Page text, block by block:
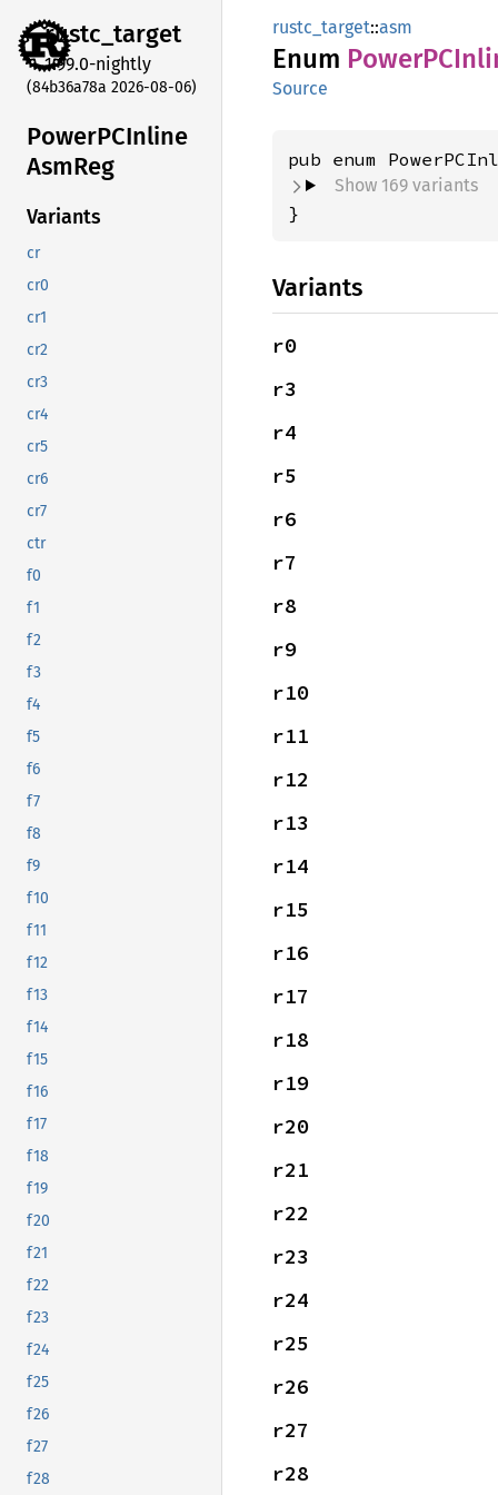
rustc_target
1.99.0-nightly
(84b36a78a 2026-08-06)
PowerPCInline
AsmReg
Variants
cr
cr0
cr1
cr2
cr3
cr4
cr5
cr6
cr7
ctr
f0
f1
f2
f3
f4
f5
f6
f7
f8
f9
f10
f11
f12
f13
f14
f15
f16
f17
f18
f19
f20
f21
f22
f23
f24
f25
f26
f27
f28
rustc_target::asm
Enum PowerPC
Source
Show 169 variants
}
Variants
r0
r3
r4
r5
r6
r7
r8
r9
r10
r11
r12
r13
r14
r15
r16
r17
r18
r19
r20
r21
r22
r23
r24
r25
r26
r27
r28